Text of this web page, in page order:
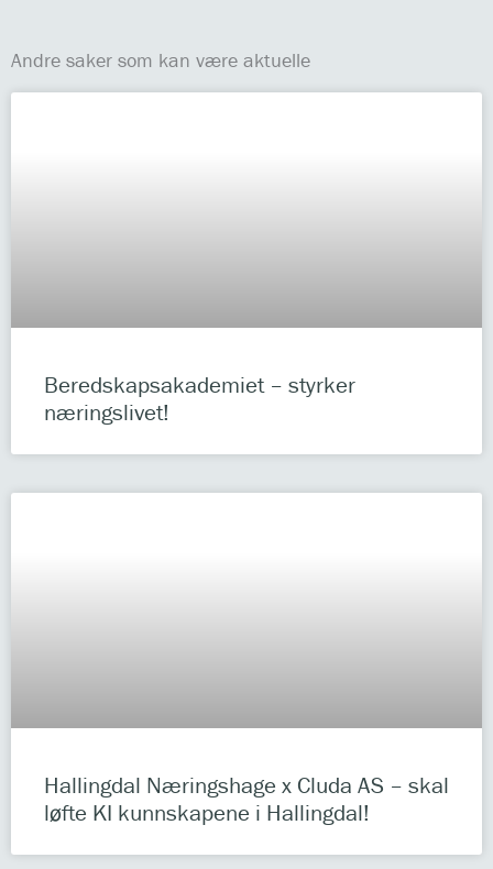
Andre saker som kan være aktuelle
Beredskapsakademiet – styrker
næringslivet!
Hallingdal Næringshage x Cluda AS – skal
løfte KI kunnskapene i Hallingdal!